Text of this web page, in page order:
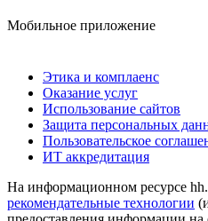
Мобильное приложение
Этика и комплаенс
Оказание услуг
Использование сайтов
Защита персональных
Пользовательское
ИТ аккредитация
На информационном ресурсе
рекомендательные технологии